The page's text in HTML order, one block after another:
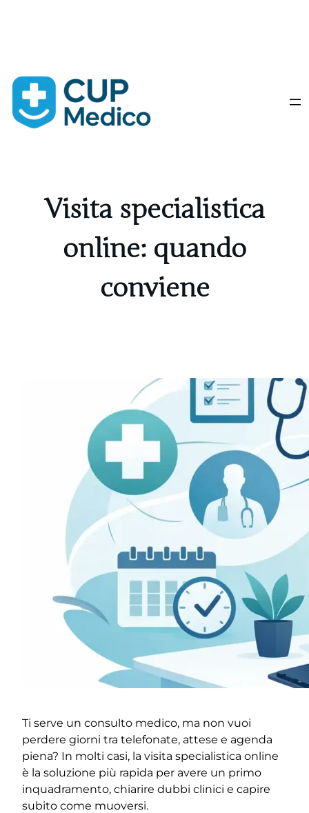
al
contenuto
Visita specialistica
online: quando
conviene
Ti serve un consulto medico, ma non vuoi
perdere giorni tra telefonate, attese e agenda
piena? In molti casi, la visita specialistica online
è la soluzione più rapida per avere un primo
inquadramento, chiarire dubbi clinici e capire
subito come muoversi.